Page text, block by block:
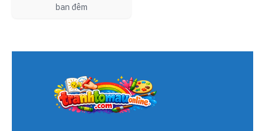
ban đêm